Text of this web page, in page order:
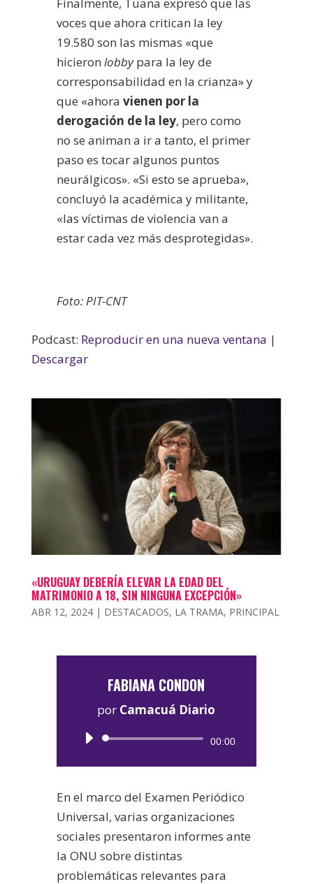
voces que ahora critican la ley
19.580 son las mismas «que
hicieron lobbypara la ley de
corresponsabilidad en la crianza» y
que «ahora vienen por la
derogación de la ley, pero como
no se animan a ir a tanto, el primer
paso es tocar algunos puntos
neurálgicos». «Si esto se aprueba»,
concluyó la académica y militante,
«las víctimas de violencia van a
estar cada vez más desprotegidas».
Foto: PIT-CNT
Podcast: Reproducir en una nueva ventana |
Descargar
«URUGUAY DEBERÍA ELEVAR LA EDAD DEL
MATRIMONIO A 18, SIN NINGUNA EXCEPCIÓN»
ABR 12, 2024| DESTACADOS, LA TRAMA, PRINCIPAL
FABIANA CONDON
por Camacuá Diario
Reproductor
00:00
En el marco del Examen Periódico
Universal, varias organizaciones
sociales presentaron informes ante
la ONU sobre distintas
problemáticas relevantes para